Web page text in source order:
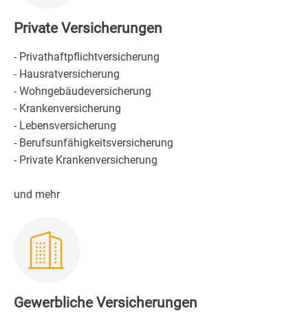
Private Versicherungen
- Privathaftpflichtversicherung
- Hausratversicherung
- Wohngebäudeversicherung
- Krankenversicherung
- Lebensversicherung
- Berufsunfähigkeitsversicherung
- Private Krankenversicherung
und mehr
Gewerbliche Versicherungen